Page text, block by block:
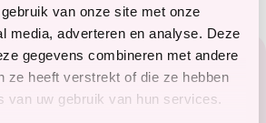
van onze site met onze
media, adverteren en analyse. Deze
gegevens combineren met andere
ze heeft verstrekt of die ze hebben
van uw gebruik van hun services.
het Zeeuwse hart